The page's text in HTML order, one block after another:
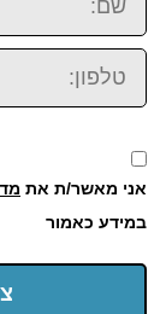
טלפון:
אני מאשר/ת את
במידע כאמור